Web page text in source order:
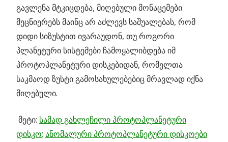
გავლენა მტკიცდება, მიღებული მონაცემები
მეცნიერებს მაინც არ აძლევს საშუალებას, რომ
დიდი სიზუსტით ივარაუდონ, თუ როგორი
პლანეტური სისტემები ჩამოყალიბდება იმ
პროტოპლანეტური დისკებიდან, რომელთა
საკმაოდ ზუსტი გამოსახულებებიც მრავლად იქნა
მიღებული.
მეტი: სამად გახლეჩილი პროტოპლანეტური
დისკო; ანომალური პროტოპლანეტური დისკოები